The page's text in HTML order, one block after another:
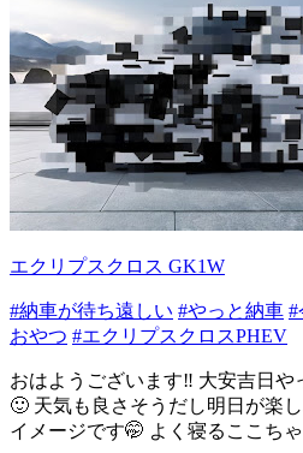
エクリプスクロス GK1W
#納車が待ち遠しい #やっと納車 #
おやつ #エクリプスクロスPHEV
おはようございます‼️ 大安吉日
🙂 天気も良さそうだし明日が楽
イメージです🤭 よく寝るここち